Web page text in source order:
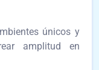
únicos y
amplitud en